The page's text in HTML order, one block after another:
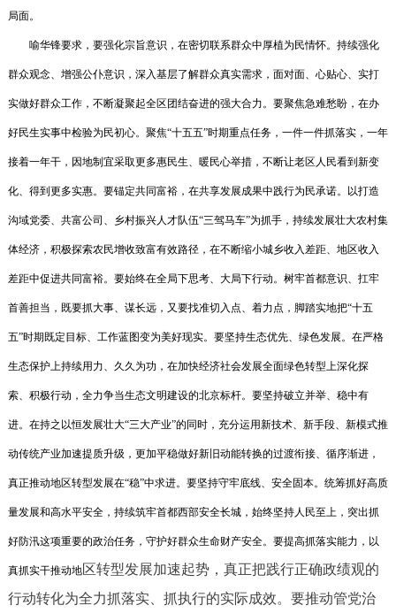
局面。
喻华锋要求，要强化宗旨意识，在密切联系群众中厚植为民情怀。持续强化
群众观念、增强公仆意识，深入基层了解群众真实需求，面对面、心贴心、实打
实做好群众工作，不断凝聚起全区团结奋进的强大合力。要聚焦急难愁盼，在办
好民生实事中检验为民初心。聚焦“十五五”时期重点任务，一件一件抓落实，一年
接着一年干，因地制宜采取更多惠民生、暖民心举措，不断让老区人民看到新变
化、得到更多实惠。要锚定共同富裕，在共享发展成果中践行为民承诺。以打造
沟域党委、共富公司、乡村振兴人才队伍“三驾马车”为抓手，持续发展壮大农村集
体经济，积极探索农民增收致富有效路径，在不断缩小城乡收入差距、地区收入
差距中促进共同富裕。要始终在全局下思考、大局下行动。树牢首都意识、扛牢
首善担当，既要抓大事、谋长远，又要找准切入点、着力点，脚踏实地把“十五
五”时期既定目标、工作蓝图变为美好现实。要坚持生态优先、绿色发展。在严格
生态保护上持续用力、久久为功，在加快经济社会发展全面绿色转型上深化探
索、积极行动，全力争当生态文明建设的北京标杆。要坚持破立并举、稳中有
进。在持之以恒发展壮大“三大产业”的同时，充分运用新技术、新手段、新模式推
动传统产业加速提质升级，更加平稳做好新旧动能转换的过渡衔接、循序渐进，
真正推动地区转型发展在“稳”中求进。要坚持守牢底线、安全固本。统筹抓好高质
量发展和高水平安全，持续筑牢首都西部安全长城，始终坚持人民至上，突出抓
好防汛这项重要的政治任务，守护好群众生命财产安全。要提高抓落实能力，以
真抓实干推动地区转型发展加速起势，真正把践行正确政绩观的
行动转化为全力抓落实、抓执行的实际成效。要推动管党治